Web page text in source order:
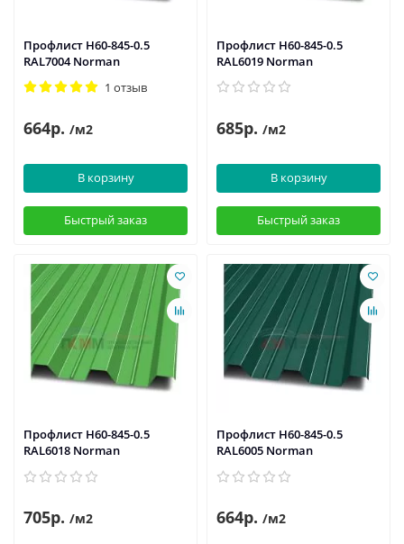
Профлист Н60-845-0.5
RAL7004 Norman
1 отзыв
664р. /м2
В корзину
Быстрый заказ
Профлист Н60-845-0.5
RAL6019 Norman
685р. /м2
В корзину
Быстрый заказ
Профлист Н60-845-0.5
RAL6018 Norman
705р. /м2
Профлист Н60-845-0.5
RAL6005 Norman
664р. /м2